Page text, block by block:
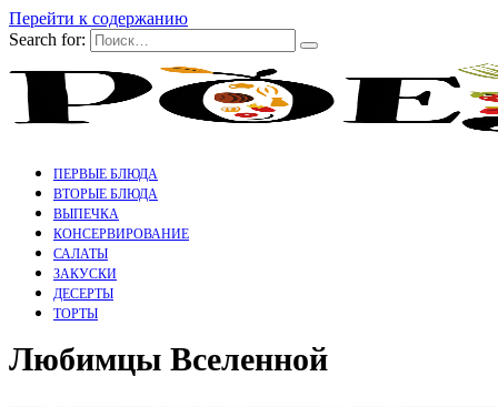
Перейти к содержанию
Search for:
ПЕРВЫЕ БЛЮДА
ВТОРЫЕ БЛЮДА
ВЫПЕЧКА
КОНСЕРВИРОВАНИЕ
САЛАТЫ
ЗАКУСКИ
ДЕСЕРТЫ
ТОРТЫ
Любимцы Вселенной